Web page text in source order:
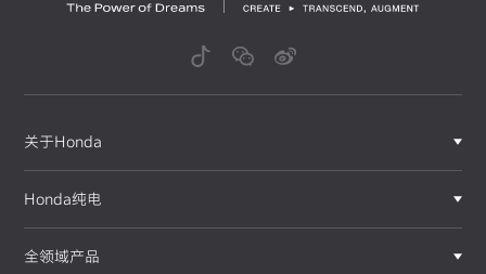
关于Honda
Honda纯电
全领域产品